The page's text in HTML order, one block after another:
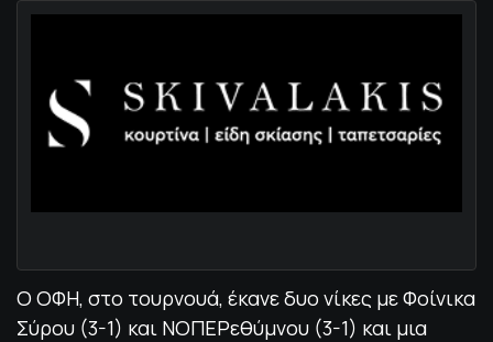
Ο ΟΦΗ, στο τουρνουά, έκανε δυο νίκες με Φοίνικα
Σύρου (3-1) και ΝΟΠΕΡεθύμνου (3-1) και μια